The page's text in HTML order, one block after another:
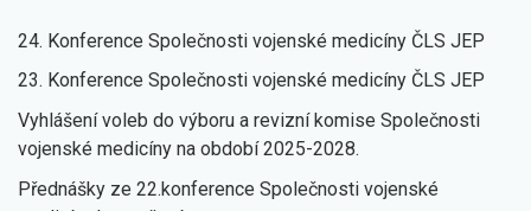
24. Konference Společnosti vojenské medicíny ČLS JEP
23. Konference Společnosti vojenské medicíny ČLS JEP
Vyhlášení voleb do výboru a revizní komise Společnosti
vojenské medicíny na období 2025-2028.
Přednášky ze 22.konference Společnosti vojenské